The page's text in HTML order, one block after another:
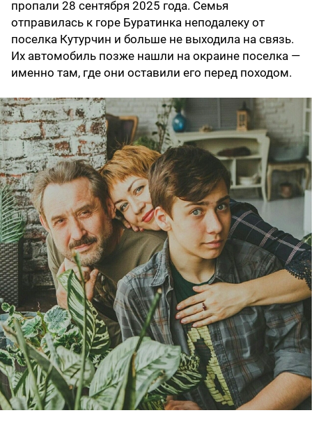
пропали 28 сентября 2025 года. Семья
отправилась к горе Буратинка неподалеку от
поселка Кутурчин и больше не выходила на связь.
Их автомобиль позже нашли на окраине поселка —
именно там, где они оставили его перед походом.